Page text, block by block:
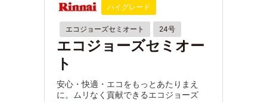
ハイグレード
エコジョーズセミオート 24号
エコジョーズセミオー
ト
安心・快適・エコをもっとあたりまえ
に。ムリなく貢献できるエコジョーズ